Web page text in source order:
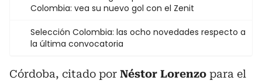
Colombia: vea su nuevo gol con el Zenit
Selección Colombia: las ocho novedades respecto a
la última convocatoria
Córdoba, citado por Néstor Lorenzo para el